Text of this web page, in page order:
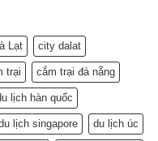
Lạt city dalat
trại cắm trại đà nẵng
lịch hàn quốc
lịch singapore du lịch úc